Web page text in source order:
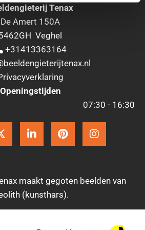
Tenax
De Amert 150A
Veghel
+31413363164
Openingstijden
07:30 - 16:30
maakt gegoten beelden van
(kunsthars).